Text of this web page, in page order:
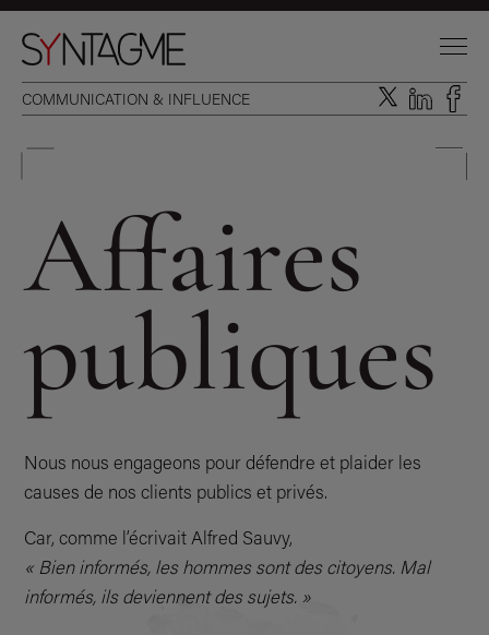
DOMAINES D’INTERVENTION
ILS ONT CHOISI L’INFLUENCE
ACTUALITÉS
COMMUNICATION & INFLUENCE
Affaires
publiques
Nous nous engageons pour défendre et plaider les
causes de nos clients publics et privés.
Car, comme l’écrivait Alfred Sauvy,
« Bien informés, les hommes sont des citoyens. Mal
informés, ils deviennent des sujets. »